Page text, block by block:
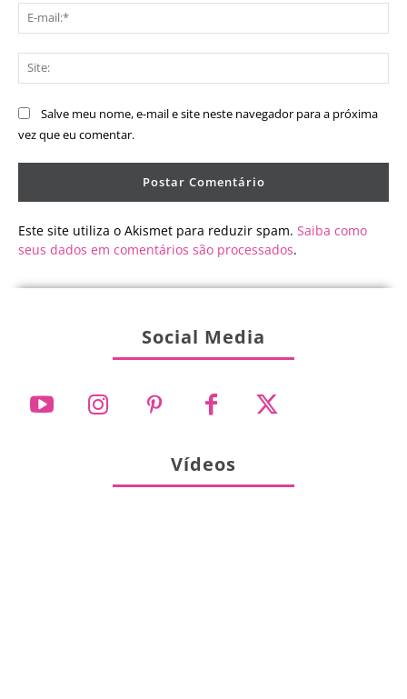
Salve meu nome, e-mail e site neste navegador para a próxima
vez que eu comentar.
Este site utiliza o Akismet para reduzir spam. Saiba como
seus dados em comentários são processados.
Social Media
Vídeos